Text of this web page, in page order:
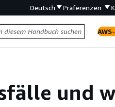
Deutsch Präferenzen
und